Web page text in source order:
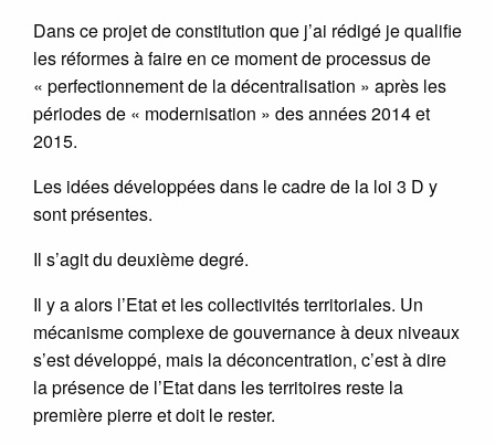
Dans ce projet de constitution que j’ai rédigé je qualifie
les réformes à faire en ce moment de processus de
« perfectionnement de la décentralisation » après les
périodes de « modernisation » des années 2014 et
2015.
Les idées développées dans le cadre de la loi 3 D y
sont présentes.
Il s’agit du deuxième degré.
Il y a alors l’Etat et les collectivités territoriales. Un
mécanisme complexe de gouvernance à deux niveaux
s’est développé, mais la déconcentration, c’est à dire
la présence de l’Etat dans les territoires reste la
première pierre et doit le rester.